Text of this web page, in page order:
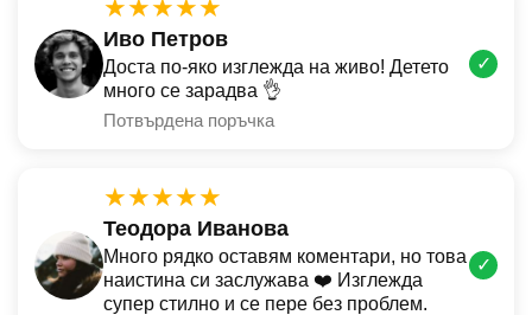
★★★★★
Иво Петров
Доста по-яко изглежда на живо! Детето
много се зарадва 👌
Потвърдена поръчка
✓
★★★★★
Теодора Иванова
Много рядко оставям коментари, но това
наистина си заслужава ❤️ Изглежда
супер стилно и се пере без проблем.
✓